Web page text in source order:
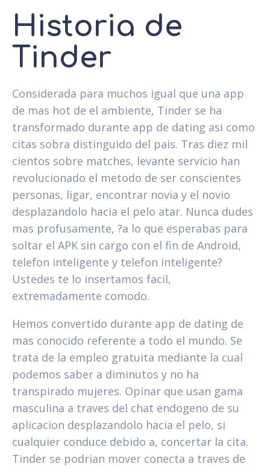
Historia de
Tinder
Considerada para muchos igual que una app
de mas hot de el ambiente, Tinder se ha
transformado durante app de dating asi­ como
citas sobra distinguido del pais. Tras diez mil
cientos sobre matches, levante servicio han
revolucionado el metodo de ser conscientes
personas, ligar, encontrar novia y el novio
desplazandolo hacia el pelo atar. Nunca dudes
mas profusamente, ?a lo que esperabas para
soltar el APK sin cargo con el fin de Android,
telefon inteligente y telefon inteligente?
Ustedes te lo insertamos facil,
extremadamente comodo.
Hemos convertido durante app de dating de
mas conocido referente a todo el mundo. Se
trata de la empleo gratuita mediante la cual
podemos saber a diminutos y no ha
transpirado mujeres. Opinar que usan gama
masculina a traves del chat endogeno de su
aplicacion desplazandolo hacia el pelo, si
cualquier conduce debido a, concertar la cita.
Tinder se podri­an mover conecta a traves de